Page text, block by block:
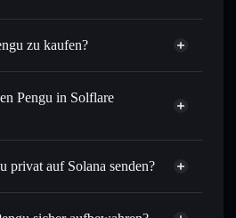
zu kaufen?
nicht
Pengu in Solflare
Solflare-Wallet
G-PENGU gegen SOL, USDC
Kurs
privat auf Solana senden?
Privacy